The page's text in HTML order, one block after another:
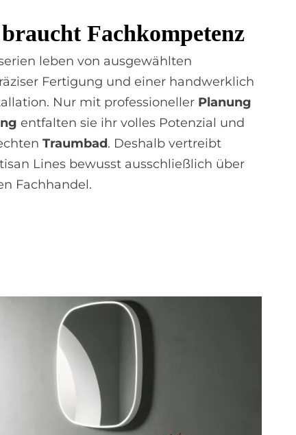
Fach­kom­pe­tenz
leben von ausgewählten
Fertigung und einer handwerklich
Nur mit professioneller Planung
entfalten sie ihr volles Potenzial und
Traumbad. Deshalb vertreibt
Lines bewusst ausschließlich über
Fachhandel.